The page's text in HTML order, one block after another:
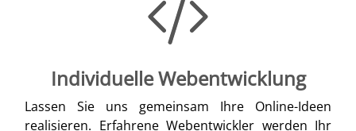
Individuelle Webentwicklung
Lassen Sie uns gemeinsam Ihre Online-Ideen
realisieren. Erfahrene Webentwickler werden Ihr